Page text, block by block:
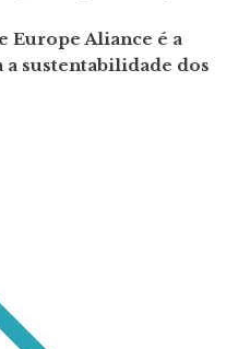
Europe Aliance é a
sustentabilidade dos